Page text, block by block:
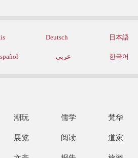
Deutsch 日本語
عربي 한국어
潮玩 儒学 梵华
展览 阅读 道家